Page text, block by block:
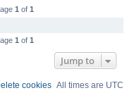
1 of 1
1 of 1
Jump to
All times are UTC
cookies